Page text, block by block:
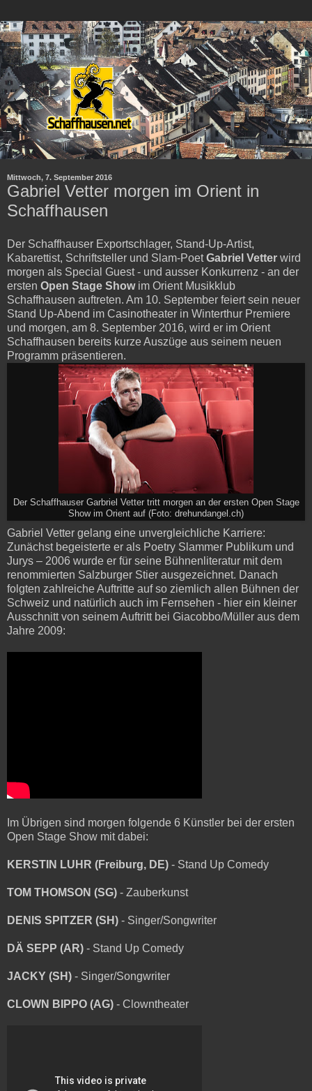
Mittwoch, 7. September 2016
Gabriel Vetter morgen im Orient in
Schaffhausen
Der Schaffhauser Exportschlager, Stand-Up-Artist,
Kabarettist, Schriftsteller und Slam-PoetGabriel Vetter wird
morgen als Special Guest - und ausser Konkurrenz - an der
ersten Open Stage Showim Orient Musikklub
Schaffhausen auftreten. Am 10. September feiert sein neuer
Stand Up-Abend im Casinotheater in Winterthur Premiere
und morgen, am 8. September 2016, wird er im Orient
Schaffhausen bereits kurze Auszüge aus seinem neuen
Programm präsentieren.
Der Schaffhauser Garbriel Vetter tritt morgen an der ersten Open Stage
Show im Orient auf (Foto: drehundangel.ch)
Gabriel Vetter gelang eine unvergleichliche Karriere:
Zunächst begeisterte er als Poetry Slammer Publikum und
Jurys – 2006 wurde er für seine Bühnenliteratur mit dem
renommierten Salzburger Stier ausgezeichnet. Danach
folgten zahlreiche Auftritte auf so ziemlich allen Bühnen der
Schweiz und natürlich auch im Fernsehen - hier ein kleiner
Ausschnitt von seinem Auftritt bei Giacobbo/Müller aus dem
Jahre 2009:
Im Übrigen sind morgen folgende 6 Künstler bei der ersten
Open Stage Show mit dabei:
KERSTIN LUHR (Freiburg, DE) - Stand Up Comedy
TOM THOMSON (SG) - Zauberkunst
DENIS SPITZER (SH) - Singer/Songwriter
DÄ SEPP (AR) - Stand Up Comedy
JACKY (SH) - Singer/Songwriter
CLOWN BIPPO (AG) - Clowntheater